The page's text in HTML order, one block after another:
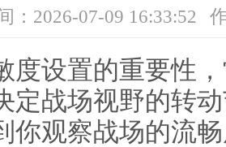
：2026-07-09 16:33:52
度设置的重要性
定战场视野的转
你观察战场的流